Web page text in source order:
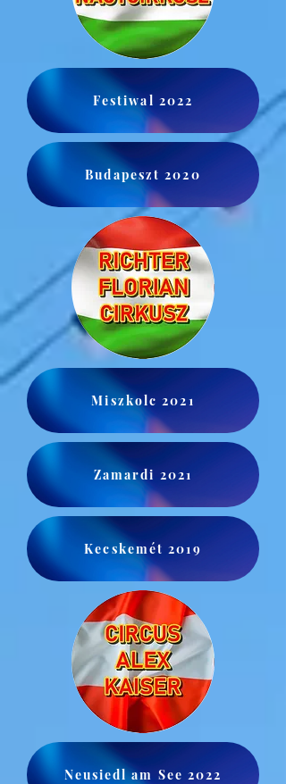
Festiwal 2022
Budapeszt 2020
Miszkolc 2021
Zamardi 2021
Kecskemét 2019
Neusiedl am See 2022